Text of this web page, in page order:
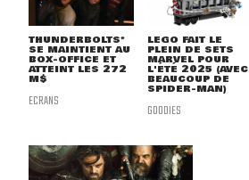
THUNDERBOLTS*
SE MAINTIENT AU
BOX-OFFICE ET
ATTEINT LES 272
M$
ECRANS
LEGO FAIT LE
PLEIN DE SETS
MARVEL POUR
L'ÉTÉ 2025 (AVEC
BEAUCOUP DE
SPIDER-MAN)
GOODIES